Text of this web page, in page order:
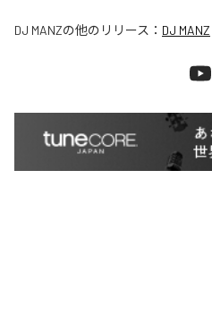
DJ MANZの他のリリース： DJ MANZ